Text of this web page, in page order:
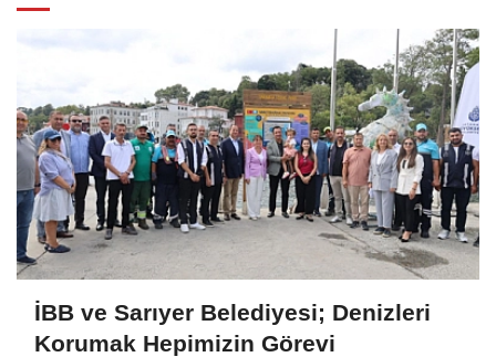
İBB ve Sarıyer Belediyesi; Denizleri
Korumak Hepimizin Görevi